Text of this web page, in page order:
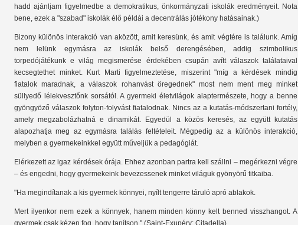
hadd ajánljam figyelmedbe a demokratikus, önkormányzati iskolák eredményeit. Nota
bene, ezek a "szabad" iskolák élő példái a decentrálás jótékony hatásainak.)
Bizony különös interakció van aközött, amit keresünk, és amit végtére is találunk. Amíg
nem lelünk egymásra az iskolák belső derengésében, addig szimbolikus
torpedójátékunk e világ megismerése érdekében csupán avítt válaszok találataival
kecsegtethet minket. Kurt Marti figyelmeztetése, miszerint "míg a kérdések mindig
fiatalok maradnak, a válaszok rohanvást öregednek" most nem ment meg minket
süllyedő lélekvesztőnk sorsától. A gyermeki életvilágok alaptermészete, hogy a benne
gyöngyöző válaszok folyton-folyvást fiatalodnak. Nincs az a kutatás-módszertani fortély,
amely megzabolázhatná e dinamikát. Egyedül a közös keresés, az együtt kutatás
alapozhatja meg az egymásra találás feltételeit. Mégpedig az a különös interakció,
melyben a gyermekeinkkel együtt műveljük a pedagógiát.
Elérkezett az igaz kérdések órája. Ehhez azonban partra kell szállni – megérkezni végre
– és engedni, hogy gyermekeink bevezessenek minket világuk gyönyörű titkaiba.
"Ha megindítanak a kis gyermek könnyei, nyílt tengerre táruló apró ablakok.
Mert ilyenkor nem ezek a könnyek, hanem minden könny kelt benned visszhangot. A